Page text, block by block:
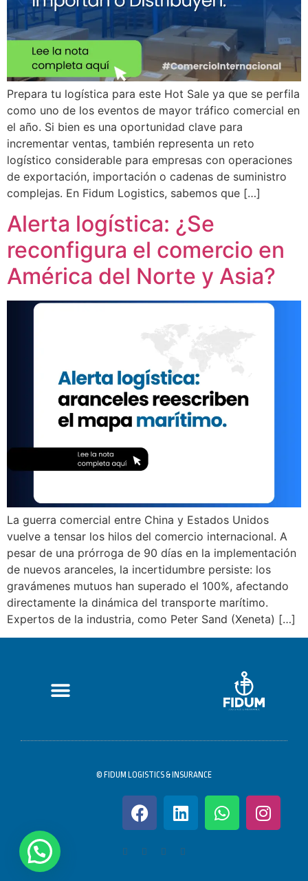
Prepara tu logística para este Hot Sale ya que se perfila
como uno de los eventos de mayor tráfico comercial en
el año. Si bien es una oportunidad clave para
incrementar ventas, también representa un reto
logístico considerable para empresas con operaciones
de exportación, importación o cadenas de suministro
complejas. En Fidum Logistics, sabemos que […]
Alerta logística: ¿Se
reconfigura el comercio en
América del Norte y Asia?
La guerra comercial entre China y Estados Unidos
vuelve a tensar los hilos del comercio internacional. A
pesar de una prórroga de 90 días en la implementación
de nuevos aranceles, la incertidumbre persiste: los
gravámenes mutuos han superado el 100%, afectando
directamente la dinámica del transporte marítimo.
Expertos de la industria, como Peter Sand (Xeneta) […]
© FIDUM LOGISTICS & INSURANCE